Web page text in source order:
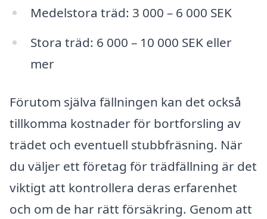
Medelstora träd: 3 000 – 6 000 SEK
Stora träd: 6 000 – 10 000 SEK eller
mer
Förutom själva fällningen kan det också
tillkomma kostnader för bortforsling av
trädet och eventuell stubbfräsning. När
du väljer ett företag för trädfällning är det
viktigt att kontrollera deras erfarenhet
och om de har rätt försäkring. Genom att